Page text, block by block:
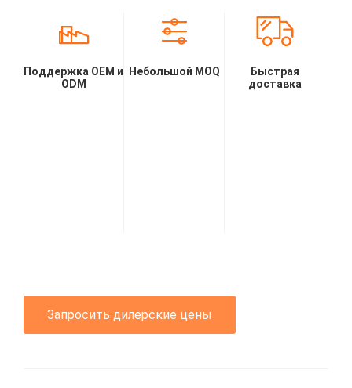
Поддержка OEM и
ODM
Небольшой MOQ
Быстрая
доставка
Запросить дилерские цены